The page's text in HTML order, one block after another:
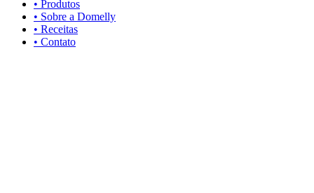
• Produtos
• Sobre a Domelly
• Receitas
• Contato